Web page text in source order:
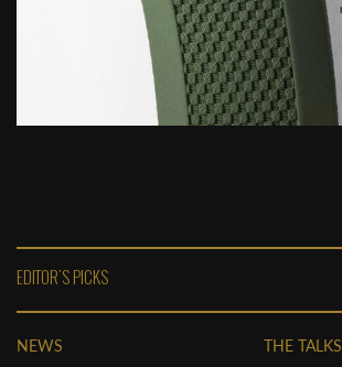
EDITOR'S PICKS
NEWS
THE TALKS